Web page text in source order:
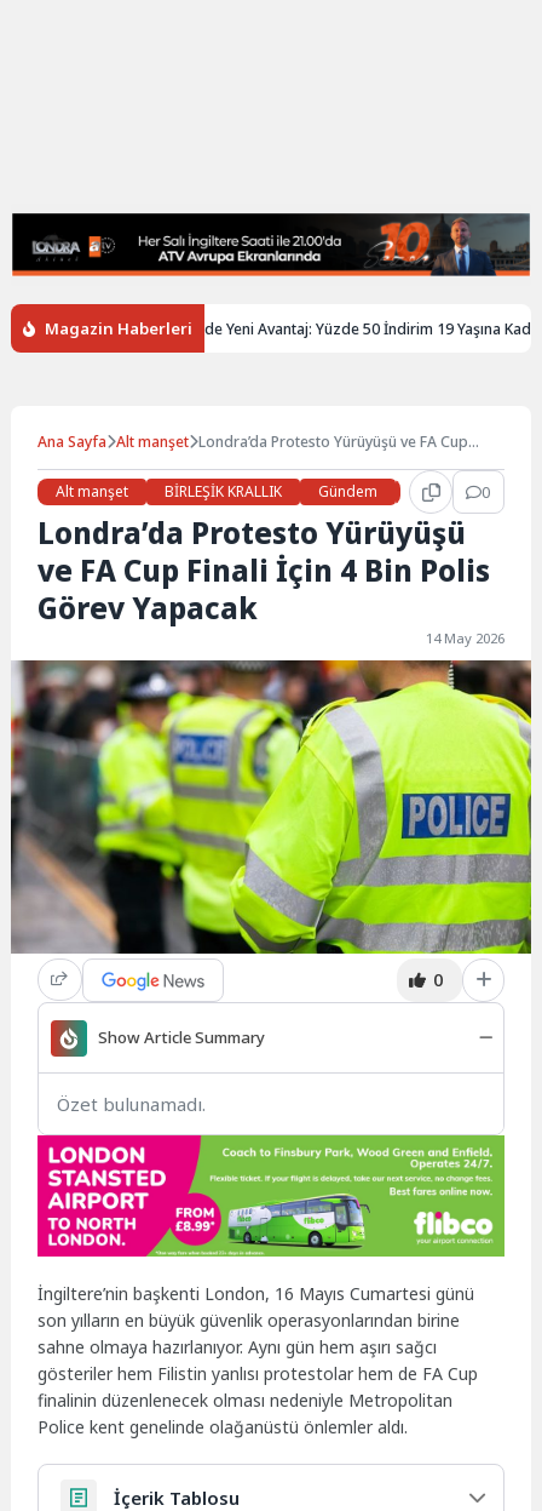
Magazin Haberleri
Gençlere Tren Biletinde Yeni Avantaj: Yüzde 50 İndirim 19 Yaşına Kadar
Ana Sayfa Alt manşet Londra’da Protesto Yürüyüşü ve FA Cup
Alt manşet
BİRLEŞİK KRALLIK Gündem Haberler 0
Londra’da Protesto Yürüyüşü
ve FA Cup Finali İçin 4 Bin Polis
Görev Yapacak
14 May 2026
0
Show Article Summary
Özet bulunamadı.
İngiltere’nin başkenti London, 16 Mayıs Cumartesi günü
son yılların en büyük güvenlik operasyonlarından birine
sahne olmaya hazırlanıyor. Aynı gün hem aşırı sağcı
gösteriler hem Filistin yanlısı protestolar hem de FA Cup
finalinin düzenlenecek olması nedeniyle Metropolitan
Police kent genelinde olağanüstü önlemler aldı.
İçerik Tablosu